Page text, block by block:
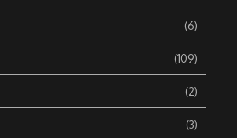
(6)
(109)
(2)
(3)